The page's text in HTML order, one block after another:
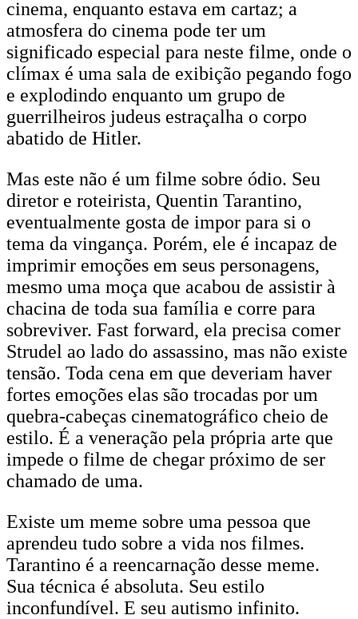
cinema, enquanto estava em cartaz; a
atmosfera do cinema pode ter um
significado especial para neste filme, onde o
clímax é uma sala de exibição pegando fogo
e explodindo enquanto um grupo de
guerrilheiros judeus estraçalha o corpo
abatido de Hitler.
Mas este não é um filme sobre ódio. Seu
diretor e roteirista, Quentin Tarantino,
eventualmente gosta de impor para si o
tema da vingança. Porém, ele é incapaz de
imprimir emoções em seus personagens,
mesmo uma moça que acabou de assistir à
chacina de toda sua família e corre para
sobreviver. Fast forward, ela precisa comer
Strudel ao lado do assassino, mas não existe
tensão. Toda cena em que deveriam haver
fortes emoções elas são trocadas por um
quebra-cabeças cinematográfico cheio de
estilo. É a veneração pela própria arte que
impede o filme de chegar próximo de ser
chamado de uma.
Existe um meme sobre uma pessoa que
aprendeu tudo sobre a vida nos filmes.
Tarantino é a reencarnação desse meme.
Sua técnica é absoluta. Seu estilo
inconfundível. E seu autismo infinito.